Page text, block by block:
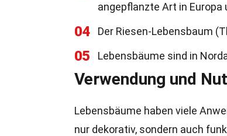
angepflanzte Art in Europa
04 Der Riesen-Lebensbaum
05 Lebensbäume sind in
Verwendung und
Lebensbäume haben viele
nur dekorativ, sondern auch